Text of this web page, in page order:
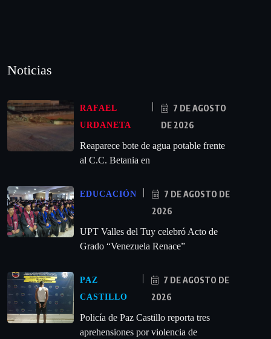
Noticias
RAFAEL
URDANETA
7 DE AGOSTO
DE 2026
Reaparece bote de agua potable frente
al C.C. Betania en
EDUCACIÓN
7 DE AGOSTO DE
2026
UPT Valles del Tuy celebró Acto de
Grado “Venezuela Renace”
PAZ
CASTILLO
7 DE AGOSTO DE
2026
‎Policía de Paz Castillo reporta tres
aprehensiones por violencia de